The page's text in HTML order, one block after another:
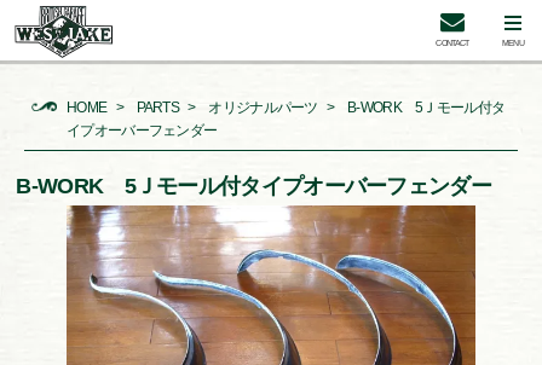
CONTACT MENU
HOME PARTS オリジナルパーツ
B-WORK 5Ｊモール付タ
イプオーバーフェンダー
B-WORK 5Ｊモール付タイプオーバーフェンダー